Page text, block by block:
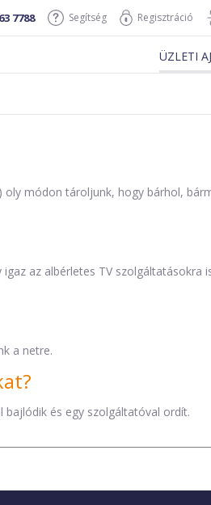
7788 Segítség Regisztráció
ÜZLETI
módon tároljunk, hogy bárhol,
az albérletes TV szolgáltatásokra
a netre.
bajlódik és egy szolgáltatóval ordít.